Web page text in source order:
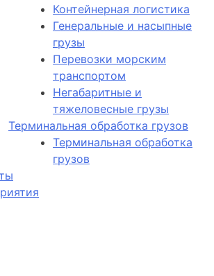
Контейнерная логистика
Генеральные и насыпные
грузы
Перевозки морским
транспортом
Негабаритные и
тяжеловесные грузы
Терминальная обработка грузов
Терминальная обработка
грузов